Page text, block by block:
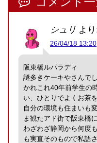
シュリ よ
26/04/18 13:20
阪東橋ルパラディ
謎多きケーキやさんで
かれこれ40年前学生の
い、ひとりでよくお茶
自分の環境も住まいも
ま観たアド街で阪東橋
わざわざ静岡から何度
も実直そのもので私語